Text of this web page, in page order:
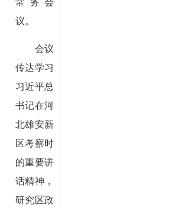
议。
会议
传达学习
习近平总
书记在河
北雄安新
区考察时
的重要讲
话精神，
研究区政